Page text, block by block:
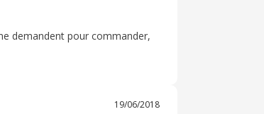
demandent pour commander,
19/06/2018